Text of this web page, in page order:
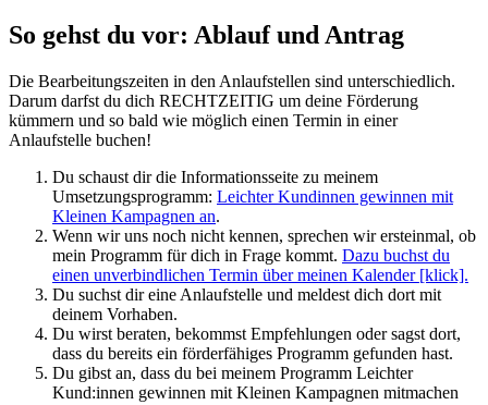
So gehst du vor: Ablauf und Antrag
Die Bearbeitungszeiten in den Anlaufstellen sind unterschiedlich.
Darum darfst du dich RECHTZEITIG um deine Förderung
kümmern und so bald wie möglich einen Termin in einer
Anlaufstelle buchen!
Du schaust dir die Informationsseite zu meinem
Umsetzungsprogramm: Leichter Kundinnen gewinnen mit
Kleinen Kampagnen an.
Wenn wir uns noch nicht kennen, sprechen wir ersteinmal, ob
mein Programm für dich in Frage kommt. Dazu buchst du
einen unverbindlichen Termin über meinen Kalender [klick].
Du suchst dir eine Anlaufstelle und meldest dich dort mit
deinem Vorhaben.
Du wirst beraten, bekommst Empfehlungen oder sagst dort,
dass du bereits ein förderfähiges Programm gefunden hast.
Du gibst an, dass du bei meinem Programm Leichter
Kund:innen gewinnen mit Kleinen Kampagnen mitmachen